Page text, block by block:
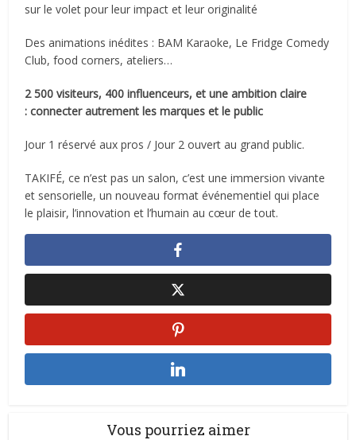
sur le volet pour leur impact et leur originalité
Des animations inédites : BAM Karaoke, Le Fridge Comedy
Club, food corners, ateliers…
2 500 visiteurs, 400 influenceurs, et une ambition claire
: connecter autrement les marques et le public
Jour 1 réservé aux pros / Jour 2 ouvert au grand public.
TAKIFÉ, ce n’est pas un salon, c’est une immersion vivante
et sensorielle, un nouveau format événementiel qui place
le plaisir, l’innovation et l’humain au cœur de tout.
Vous pourriez aimer